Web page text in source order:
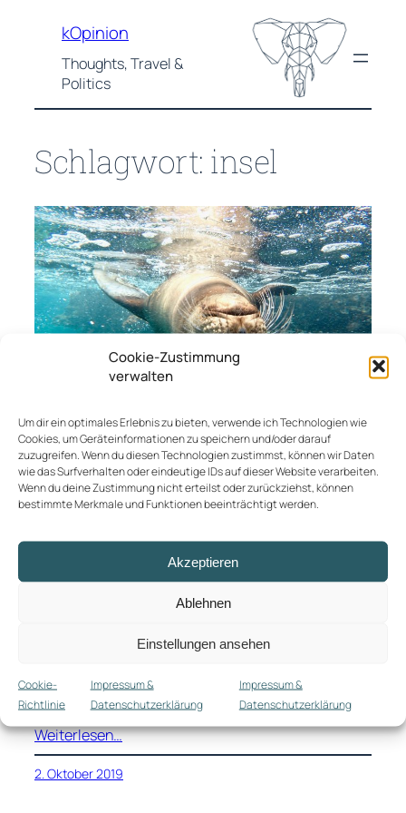
Cookie-Zustimmung
verwalten
Um dir ein optimales Erlebnis zu bieten, verwende ich Technologien wie
Cookies, um Geräteinformationen zu speichern und/oder darauf
zuzugreifen. Wenn du diesen Technologien zustimmst, können wir Daten
wie das Surfverhalten oder eindeutige IDs auf dieser Website verarbeiten.
Wenn du deine Zustimmung nicht erteilst oder zurückziehst, können
bestimmte Merkmale und Funktionen beeinträchtigt werden.
Akzeptieren
Ablehnen
Einstellungen ansehen
Cookie-
Richtlinie
Impressum &
Datenschutzerklärung
Impressum &
Datenschutzerklärung
springen
kOpinion
Thoughts, Travel &
Politics
Schlagwort: insel
Paradies auf Erden –
Inhalt Wir fliegen da jetzt hin! Was und wo ist das
nochmal? Wie bereist man Galapagos? Eine
Galapagos-Inseln. Man hat davon schon mal gehört.
Auch, dass es etwas besonderes sein muss wegen
der Landschaft, der Lage mitten im Ozean und vor
allem der Tiere. Aber es
Weiterlesen…
2. Oktober 2019